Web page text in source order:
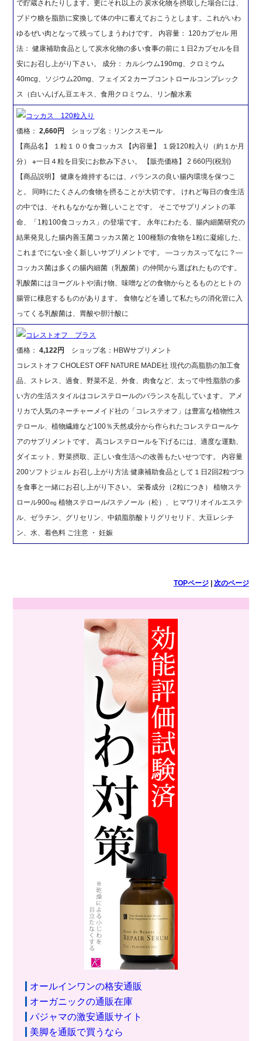
で貯蔵されたりします。更にそれ以上の 炭水化物を摂取した場合には、
ブドウ糖を脂肪に変換して体の中に蓄えておこうとします。これがいわ
ゆるぜい肉となって残ってしまうわけです。 内容量： 120カプセル 用
法： 健康補助食品として炭水化物の多い食事の前に１日2カプセルを目
安にお召し上がり下さい。 成分： カルシウム190mg、クロミウム
40mcg、ソジウム20mg、フェイズ２カーブコントロールコンプレック
ス（白いんげん豆エキス、食用クロミウム、リン酸水素
コッカス 120粒入り
価格：2,660円
ショップ名：リンクスモール
【商品名】 １粒１００食コッカス 【内容量】 １袋120粒入り（約１か月
分） ※一日４粒を目安にお飲み下さい。 【販売価格】 2 660円(税別)
【商品説明】 健康を維持するには、バランスの良い腸内環境を保つこ
と。 同時にたくさんの食物を摂ることが大切です。 けれど毎日の食生活
の中では、それもなかなか難しいことです。 そこでサプリメントの革
命、「1粒100食コッカス」の登場です。 永年にわたる、腸内細菌研究の
結果発見した腸内善玉菌コッカス菌と 100種類の食物を1粒に凝縮した、
これまでにない全く新しいサプリメントです。 ―コッカスってなに？―
コッカス菌は多くの腸内細菌（乳酸菌）の仲間から選ばれたものです。
乳酸菌にはヨーグルトや漬け物、味噌などの食物からとるものとヒトの
腸管に棲息するものがあります。 食物などを通して私たちの消化管に入
ってくる乳酸菌は、胃酸や胆汁酸に
コレストオフ プラス
価格：4,122円
ショップ名：HBWサプリメント
コレストオフ CHOLEST OFF NATURE MADE社 現代の高脂肪の加工食
品、ストレス、過食、野菜不足、外食、肉食など、太って中性脂肪の多
い方の生活スタイルはコレステロールのバランスを乱しています。 アメ
リカで人気のネーチャーメイド社の「コレステオフ」は豊富な植物性ス
テロール、植物繊維など100％天然成分から作られたコレステロールケ
アのサプリメントです。 高コレステロールを下げるには、適度な運動、
ダイエット、野菜摂取、正しい食生活への改善もたいせつです。 内容量
200ソフトジェル お召し上がり方法 健康補助食品として１日2回2粒づつ
を食事と一緒にお召し上がり下さい。 栄養成分（2粒につき） 植物ステ
ロール900㎎ 植物ステロール/ステノール（松）、ヒマワリオイルエステ
ル、ゼラチン、グリセリン、中鎖脂肪酸トリグリセリド、大豆レシチ
ン、水、着色料 ご注意 ・ 妊娠
TOPページ| 次のページ
オールインワンの格安通販
オーガニックの通販在庫
パジャマの激安通販サイト
美脚を通販で買うなら